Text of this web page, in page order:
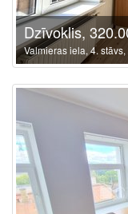
Dzīvoklis,
Valmieras iela, 4.